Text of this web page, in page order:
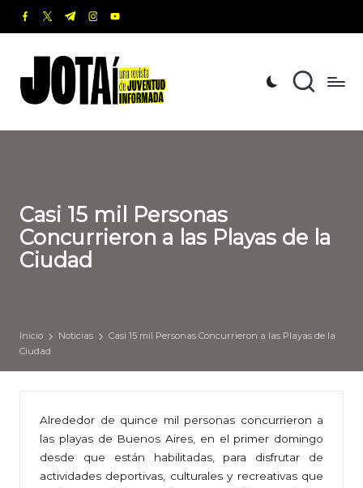
Saltar
contenido
facebook.com
twitter.com
t.me instagram.com
youtube.com
o
t
revista
de
Informada
Casi 15 mil Personas
Concurrieron a las Playas de la
Ciudad
Inicio Noticias
Casi 15 mil Personas Concurrieron a las Playas de la
Ciudad
Alrededor de quince mil personas concurrieron a
las playas de Buenos Aires, en el primer domingo
desde que están habilitadas, para disfrutar de
actividades deportivas, culturales y recreativas que